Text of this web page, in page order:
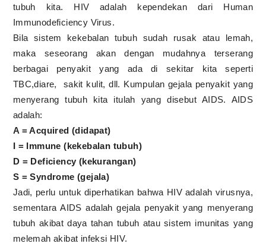
tubuh kita. HIV adalah kependekan dari Human
Immunodeficiency Virus.
Bila sistem kekebalan tubuh sudah rusak atau lemah,
maka seseorang akan dengan mudahnya terserang
berbagai penyakit yang ada di sekitar kita seperti
TBC,diare,
sakit kulit, dll. Kumpulan gejala penyakit yang
menyerang tubuh kita itulah yang disebut AIDS. AIDS
adalah:
A = Acquired (didapat)
I = Immune (kekebalan tubuh)
D = Deficiency (kekurangan)
S = Syndrome (gejala)
Jadi, perlu untuk diperhatikan bahwa HIV adalah virusnya,
sementara AIDS adalah gejala penyakit yang menyerang
tubuh akibat daya tahan tubuh atau sistem imunitas yang
melemah akibat infeksi HIV.